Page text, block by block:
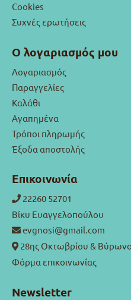
Cookies
Συχνές ερωτήσεις
Ο λογαριασμός μου
Λογαριασμός
Παραγγελίες
Καλάθι
Αγαπημένα
Τρόποι πληρωμής
Έξοδα αποστολής
Επικοινωνία
22260 52701
Βίκυ Ευαγγελοπούλου
evgnosi@gmail.com
28ης Οκτωβρίου &
Φόρμα επικοινωνίας
Newsletter